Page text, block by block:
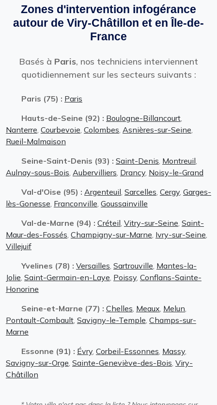
Zones d'intervention infogérance
autour de Viry-Châtillon et en Île-de-
France
Basés à Paris, nos techniciens interviennent
quotidiennement sur les secteurs suivants :
Paris (75) : Paris
Hauts-de-Seine (92) : Boulogne-Billancourt
Nanterre Courbevoie Colombes Asnières-sur-Seine
Rueil-Malmaison
Seine-Saint-Denis (93) : Saint-Denis Montreuil
Aulnay-sous-Bois Aubervilliers Drancy Noisy-le-Grand
Val-d'Oise (95) : Argenteuil Sarcelles Cergy Garges-
lès-Gonesse Franconville Goussainville
Val-de-Marne (94) : Créteil Vitry-sur-Seine Saint-
Maur-des-Fossés Champigny-sur-Marne Ivry-sur-Seine
Villejuif
Yvelines (78) : Versailles Sartrouville Mantes-la-
Jolie Saint-Germain-en-Laye Poissy Conflans-Sainte-
Honorine
Seine-et-Marne (77) : Chelles Meaux Melun
Pontault-Combault Savigny-le-Temple Champs-sur-
Marne
Essonne (91) : Évry Corbeil-Essonnes Massy
Savigny-sur-Orge Sainte-Geneviève-des-Bois Viry-
Châtillon